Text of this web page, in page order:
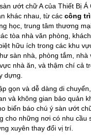
ướt chữ A của Thiết Bị
khác nhau, từ các công
học, trung tâm thương
tòa nhà văn phòng,
hữu ích trong các khu
sàn nhà, phòng tắm, nhà
nhà ăn, và thậm chí cả
dựng.
gọn và dễ dàng di
và không gian bảo quản
biển báo chú ý sàn ướt
cho những nơi có nhu cầu
xuyên thay đổi vị trí.